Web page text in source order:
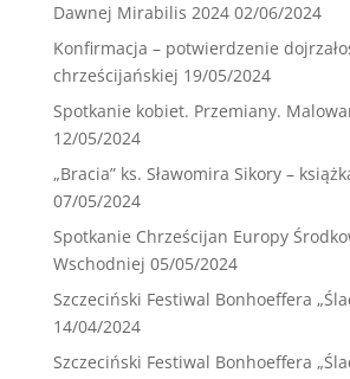
Dawnej Mirabilis 2024 02/06/2024
Konfirmacja – potwierdzenie
chrześcijańskiej 19/05/2024
Spotkanie kobiet. Przemiany.
12/05/2024
„Bracia” ks. Sławomira Sikory –
07/05/2024
Spotkanie Chrześcijan Europy
Wschodniej 05/05/2024
Szczeciński Festiwal Bonhoeffera
14/04/2024
Szczeciński Festiwal Bonhoeffera